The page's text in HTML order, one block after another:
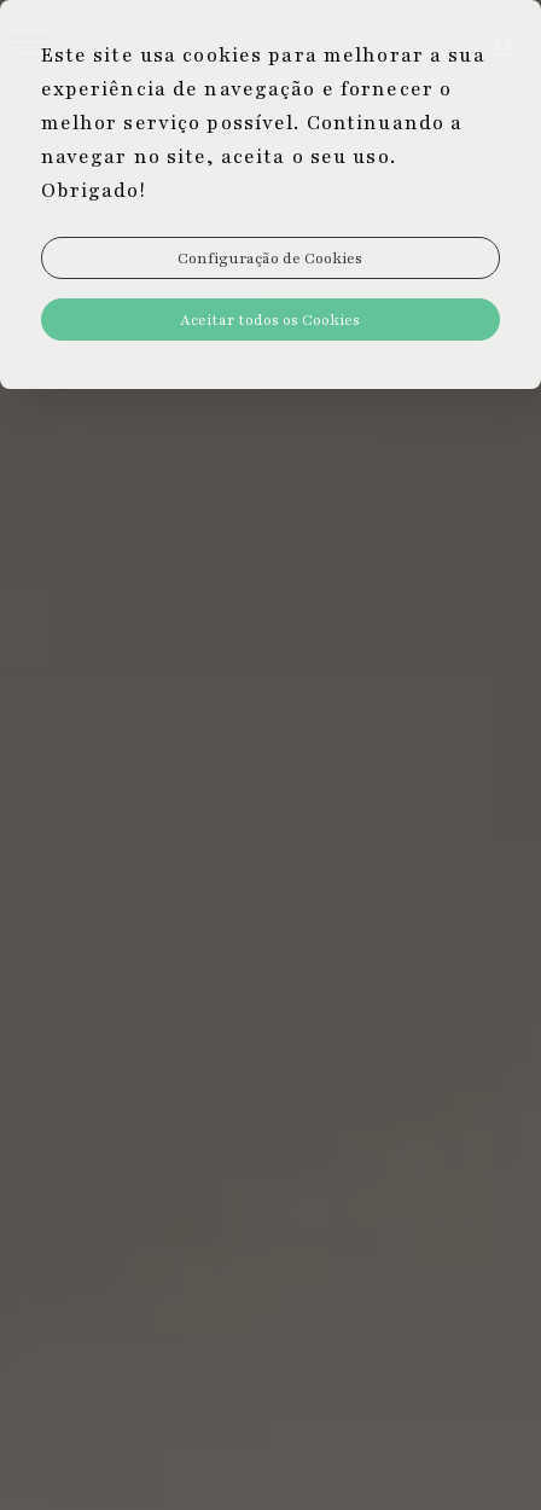
Este site usa cookies para melhorar a sua
experiência de navegação e fornecer o
melhor serviço possível. Continuando a
navegar no site, aceita o seu uso.
Obrigado!
Configuração de Cookies
Aceitar todos os Cookies